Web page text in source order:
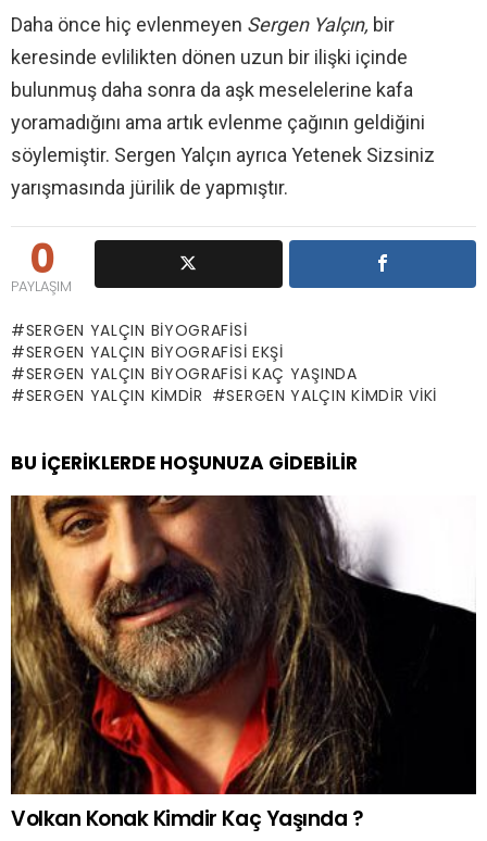
Daha önce hiç evlenmeyen Sergen Yalçın, bir
keresinde evlilikten dönen uzun bir ilişki içinde
bulunmuş daha sonra da aşk meselelerine kafa
yoramadığını ama artık evlenme çağının geldiğini
söylemiştir. Sergen Yalçın ayrıca Yetenek Sizsiniz
yarışmasında jürilik de yapmıştır.
0
PAYLAŞIM
SERGEN YALÇIN BIYOGRAFISI
SERGEN YALÇIN BIYOGRAFISI EKŞI
SERGEN YALÇIN BIYOGRAFISI KAÇ YAŞINDA
SERGEN YALÇIN KIMDIR
SERGEN YALÇIN KIMDIR VIKI
BU İÇERIKLERDE HOŞUNUZA GIDEBILIR
Volkan Konak Kimdir Kaç Yaşında ?